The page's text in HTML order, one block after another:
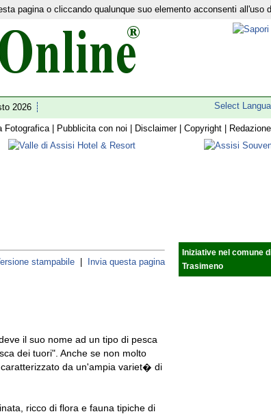
|Guide|Shopping|Facebook|Twitter|YouTube|
Select
2026
Fotografica| Pubblicita con noi Disclaimer| Copyright Redazione
stampabile Invia questa pagina
il suo nome ad un tipo di pesca
dei tuori". Anche se non molto
da un'ampia variet� di
ricco di flora e fauna tipiche di
Iniziative nel comune
Trasimeno
pagina o cliccando qualunque suo elemento acconsenti all'uso